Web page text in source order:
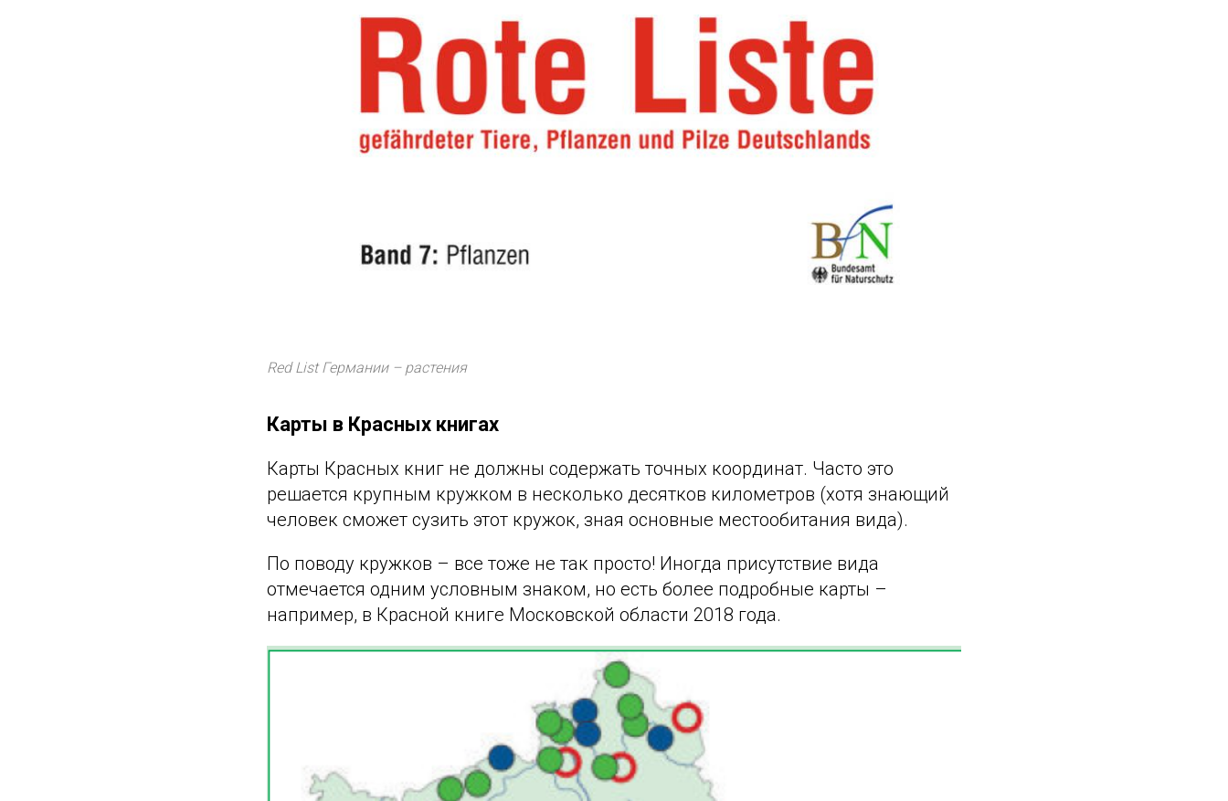
Red List Германии – растения
Карты в Красных книгах
Карты Красных книг не должны содержать точных координат. Часто это
решается крупным кружком в несколько десятков километров (хотя знающий
человек сможет сузить этот кружок, зная основные местообитания вида).
По поводу кружков – все тоже не так просто! Иногда присутствие вида
отмечается одним условным знаком, но есть более подробные карты –
например, в Красной книге Московской области 2018 года.